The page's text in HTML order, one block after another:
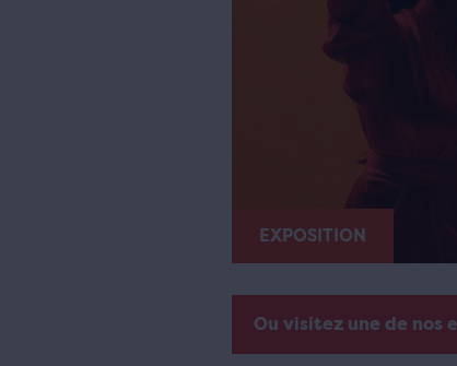
EXPOSITION
Ou visitez une de nos